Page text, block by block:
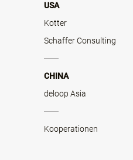
USA
Kotter
Schaffer Consulting
CHINA
deloop Asia
Kooperationen